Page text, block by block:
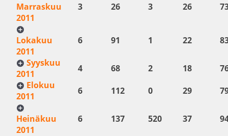
Marraskuu
2011
3 26 3 26
Lokakuu
2011
6 91 1 22
Syyskuu
2011
4 68 2 18
Elokuu
2011
6 112 0 29
Heinäkuu
2011
6 137 520 37